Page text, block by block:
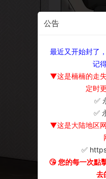
公告
最近又开始封了
记
▼这是楠楠的走
定时
✅
✅
▼这是大陆地区
✅
😘 您的每一次點
去